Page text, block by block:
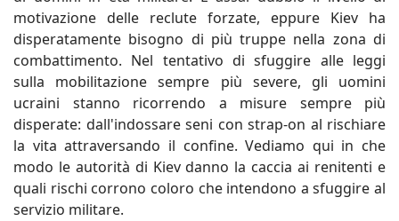
motivazione delle reclute forzate, eppure Kiev ha
disperatamente bisogno di più truppe nella zona di
combattimento. Nel tentativo di sfuggire alle leggi
sulla mobilitazione sempre più severe, gli uomini
ucraini stanno ricorrendo a misure sempre più
disperate: dall'indossare seni con strap-on al rischiare
la vita attraversando il confine. Vediamo qui in che
modo le autorità di Kiev danno la caccia ai renitenti e
quali rischi corrono coloro che intendono a sfuggire al
servizio militare.